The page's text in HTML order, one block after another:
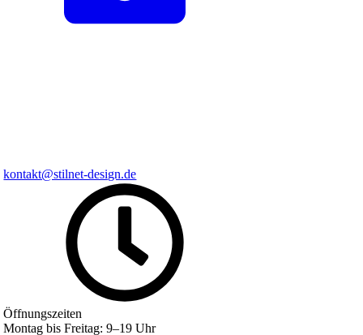
kontakt@stilnet-design.de
Öffnungszeiten
Montag bis Freitag: 9–19 Uhr